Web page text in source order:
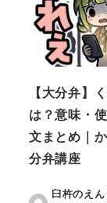
【大分弁】
は？意味・
文まとめ｜
分弁講座
臼杵のえ